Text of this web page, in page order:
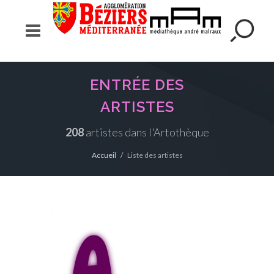
ENTRÉE DES
ARTISTES
208artistes dans l'Artothèque
Accueil Liste des artistes